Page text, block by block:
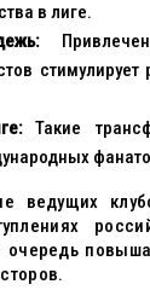
в лиге.
Такие
ведущих
очередь